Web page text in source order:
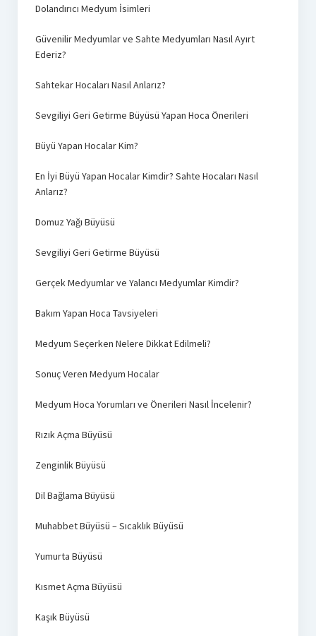
Dolandırıcı Medyum İsimleri
Güvenilir Medyumlar ve Sahte Medyumları Nasıl Ayırt
Ederiz?
Sahtekar Hocaları Nasıl Anlarız?
Sevgiliyi Geri Getirme Büyüsü Yapan Hoca Önerileri
Büyü Yapan Hocalar Kim?
En İyi Büyü Yapan Hocalar Kimdir? Sahte Hocaları Nasıl
Anlarız?
Domuz Yağı Büyüsü
Sevgiliyi Geri Getirme Büyüsü
Gerçek Medyumlar ve Yalancı Medyumlar Kimdir?
Bakım Yapan Hoca Tavsiyeleri
Medyum Seçerken Nelere Dikkat Edilmeli?
Sonuç Veren Medyum Hocalar
Medyum Hoca Yorumları ve Önerileri Nasıl İncelenir?
Rızık Açma Büyüsü
Zenginlik Büyüsü
Dil Bağlama Büyüsü
Muhabbet Büyüsü – Sıcaklık Büyüsü
Yumurta Büyüsü
Kısmet Açma Büyüsü
Kaşık Büyüsü